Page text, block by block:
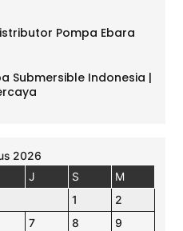
Pompa Ebara
Submersible Indonesia |
2026
J S
M
1
2
7 8
9